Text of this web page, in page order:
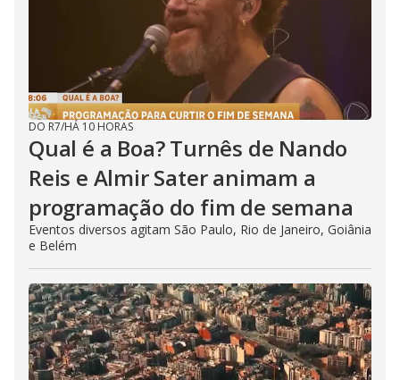
DO R7/HÁ 10 HORAS
Qual é a Boa? Turnês de Nando
Reis e Almir Sater animam a
programação do fim de semana
Eventos diversos agitam São Paulo, Rio de Janeiro, Goiânia
e Belém